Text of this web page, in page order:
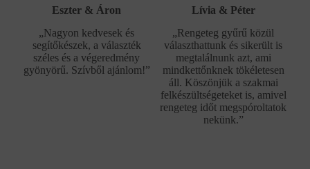
Eszter & Áron
„Nagyon kedvesek és
segítőkészek, a választék
széles és a végeredmény
gyönyörű. Szívből ajánlom!”
Lívia & Péter
„Rengeteg gyűrű közül
választhattunk és sikerült is
megtalálnunk azt, ami
mindkettőnknek tökéletesen
áll. Köszönjük a szakmai
felkészültségeteket is, amivel
rengeteg időt megspóroltatok
nekünk.”